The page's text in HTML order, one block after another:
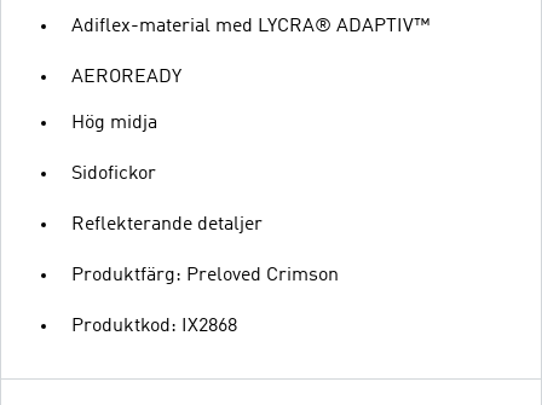
Adiflex-material med LYCRA® ADAPTIV™
AEROREADY
Hög midja
Sidofickor
Reflekterande detaljer
Produktfärg: Preloved Crimson
Produktkod: IX2868